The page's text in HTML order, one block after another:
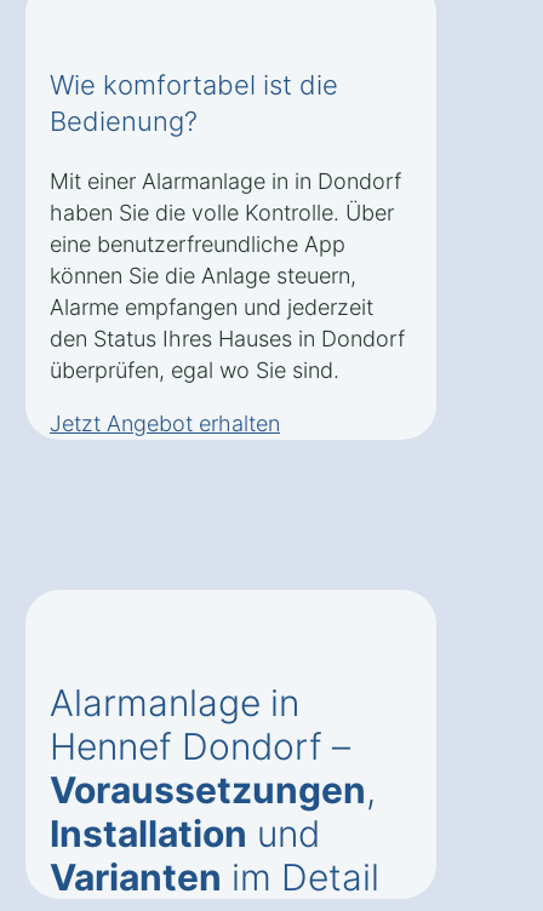
Wie komfortabel ist die
Bedienung?
Mit einer Alarmanlage in in Dondorf
haben Sie die volle Kontrolle. Über
eine benutzerfreundliche App
können Sie die Anlage steuern,
Alarme empfangen und jederzeit
den Status Ihres Hauses in Dondorf
überprüfen, egal wo Sie sind.
Jetzt Angebot erhalten
Alarmanlage in
Hennef Dondorf –
Voraussetzungen,
Installation und
Varianten im Detail